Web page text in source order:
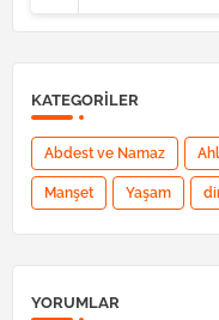
KATEGORILER
Abdest ve Namaz
Manşet Yaşam
YORUMLAR